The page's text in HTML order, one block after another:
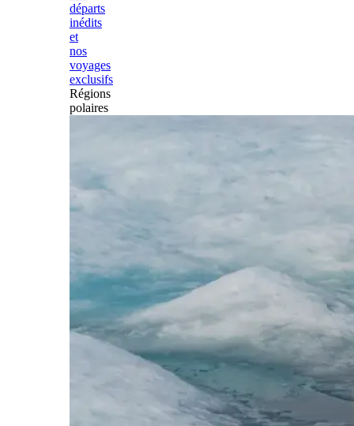
départs
inédits
et
nos
voyages
exclusifs
Régions
polaires